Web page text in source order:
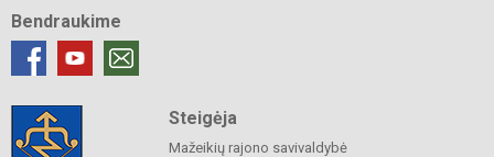
Bendraukime
Steigėja
Mažeikių rajono savivaldybė